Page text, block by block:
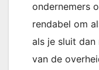
ondernemers
rendabel om
als je sluit
van de